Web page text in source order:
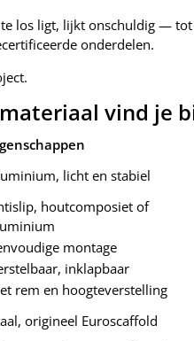
los ligt, lijkt onschuldig —
onderdelen.
vind je
licht en stabiel
houtcomposiet of
montage
inklapbaar
rem en hoogteverstelling
origineel Euroscaffold